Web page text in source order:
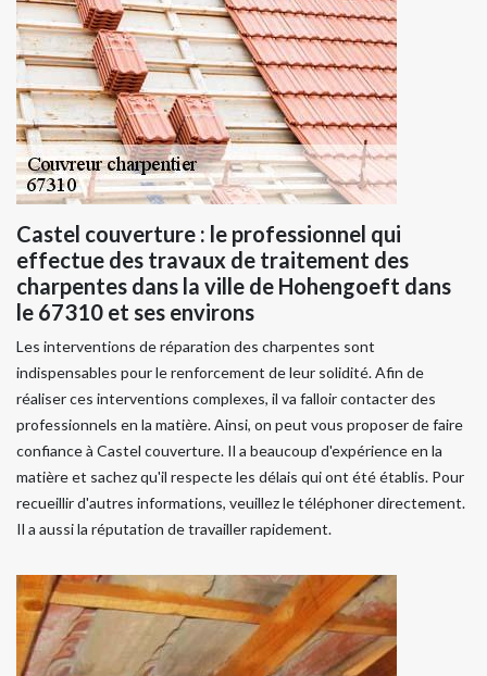
Castel couverture : le professionnel qui
effectue des travaux de traitement des
charpentes dans la ville de Hohengoeft dans
le 67310 et ses environs
Les interventions de réparation des charpentes sont
indispensables pour le renforcement de leur solidité. Afin de
réaliser ces interventions complexes, il va falloir contacter des
professionnels en la matière. Ainsi, on peut vous proposer de faire
confiance à Castel couverture. Il a beaucoup d'expérience en la
matière et sachez qu'il respecte les délais qui ont été établis. Pour
recueillir d'autres informations, veuillez le téléphoner directement.
Il a aussi la réputation de travailler rapidement.